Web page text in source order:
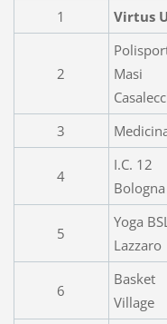
1
Virtus
2
Masi
3
4
I.C. 12
Bologna
5
Yoga
Lazzaro
6
Basket
Village